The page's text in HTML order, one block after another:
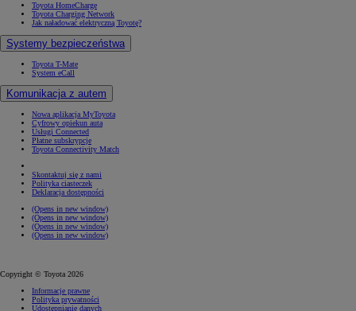
Toyota HomeCharge
Toyota Charging Network
Jak naładować elektryczną Toyotę?
Systemy bezpieczeństwa
Toyota T-Mate
System eCall
Komunikacja z autem
Nowa aplikacja MyToyota
Cyfrowy opiekun auta
Usługi Connected
Płatne subskrypcje
Toyota Connectivity Match
Skontaktuj się z nami
Polityka ciasteczek
Deklaracja dostępności
(Opens in new window)
(Opens in new window)
(Opens in new window)
(Opens in new window)
Copyright © Toyota 2026
Informacje prawne
Polityka prywatności
Udostępnianie danych